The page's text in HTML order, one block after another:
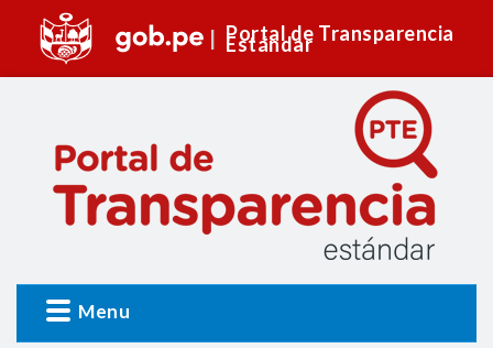
Portal de Transparencia
Estándar
Menu